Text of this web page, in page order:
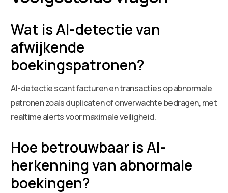
Wat is AI-detectie van
afwijkende
boekingspatronen?
AI-detectie scant facturen en transacties op abnormale
patronen zoals duplicaten of onverwachte bedragen, met
realtime alerts voor maximale veiligheid.
Hoe betrouwbaar is AI-
herkenning van abnormale
boekingen?